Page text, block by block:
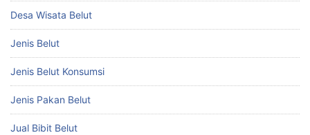
Desa Wisata Belut
Jenis Belut
Jenis Belut Konsumsi
Jenis Pakan Belut
Jual Bibit Belut